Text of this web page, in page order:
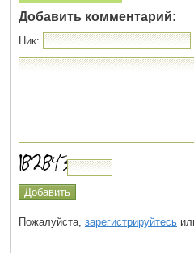
Добавить комментарий:
Ник:
Пожалуйста, зарегистрируйтесь